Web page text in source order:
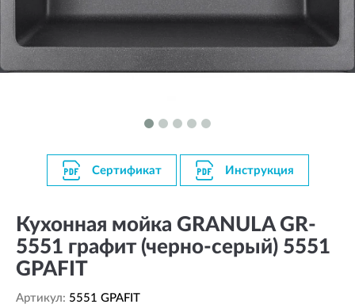
Сертификат Инструкция
Кухонная мойка GRANULA GR-
5551 графит (черно-серый) 5551
GPAFIT
Артикул: 5551 GPAFIT